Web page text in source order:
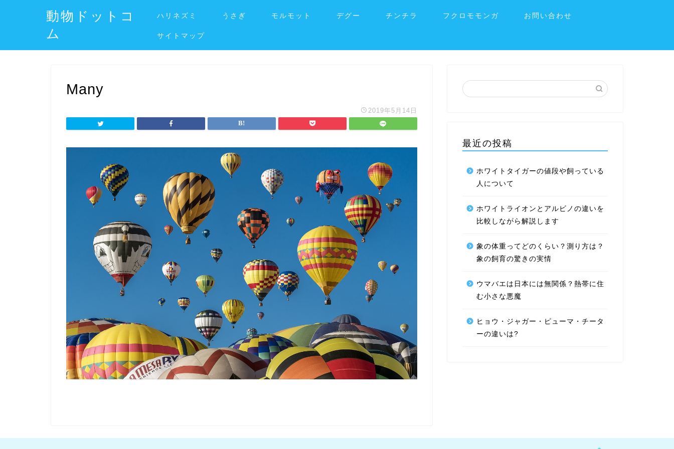
動物ドットコ
ム
ハリネズミ うさぎ モルモット デグー チンチラ フクロモモンガ お問い合わせ
サイトマップ
Many
2019年5月14日
最近の投稿
ホワイトタイガーの値段や飼っている
人について
ホワイトライオンとアルビノの違いを
比較しながら解説します
象の体重ってどのくらい？測り方は？
象の飼育の驚きの実情
ウマバエは日本には無関係？熱帯に住
む小さな悪魔
ヒョウ・ジャガー・ピューマ・チータ
ーの違いは?